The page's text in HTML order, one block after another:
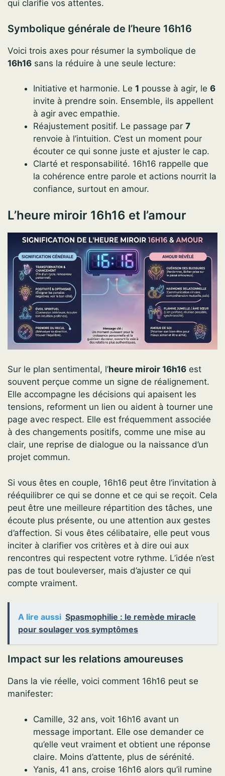
qui clarifie vos attentes.
Symbolique générale de l’heure 16h16
Voici trois axes pour résumer la symbolique de
16h16 sans la réduire à une seule lecture:
Initiative et harmonie. Le 1 pousse à agir, le 6
invite à prendre soin. Ensemble, ils appellent
à agir avec empathie.
Réajustement positif. Le passage par 7
renvoie à l’intuition. C’est un moment pour
écouter ce qui sonne juste et ajuster le cap.
Clarté et responsabilité. 16h16 rappelle que
la cohérence entre parole et actions nourrit la
confiance, surtout en amour.
L’heure miroir 16h16 et l’amour
Sur le plan sentimental, l’heure miroir 16h16 est
souvent perçue comme un signe de réalignement.
Elle accompagne les décisions qui apaisent les
tensions, reforment un lien ou aident à tourner une
page avec respect. Elle est fréquemment associée
à des changements positifs, comme une mise au
clair, une reprise de dialogue ou la naissance d’un
projet commun.
Si vous êtes en couple, 16h16 peut être l’invitation à
rééquilibrer ce qui se donne et ce qui se reçoit. Cela
peut être une meilleure répartition des tâches, une
écoute plus présente, ou une attention aux gestes
d’affection. Si vous êtes célibataire, elle peut vous
inciter à clarifier vos critères et à dire oui aux
rencontres qui respectent votre rythme. L’idée n’est
pas de tout bouleverser, mais d’ajuster ce qui
compte vraiment.
A lire aussi Spasmophilie : le remède miracle
pour soulager vos symptômes
Impact sur les relations amoureuses
Dans la vie réelle, voici comment 16h16 peut se
manifester:
Camille, 32 ans, voit 16h16 avant un
message important. Elle ose demander ce
qu’elle veut vraiment et obtient une réponse
claire. Moins d’attente, plus de sérénité.
Yanis, 41 ans, croise 16h16 alors qu’il rumine